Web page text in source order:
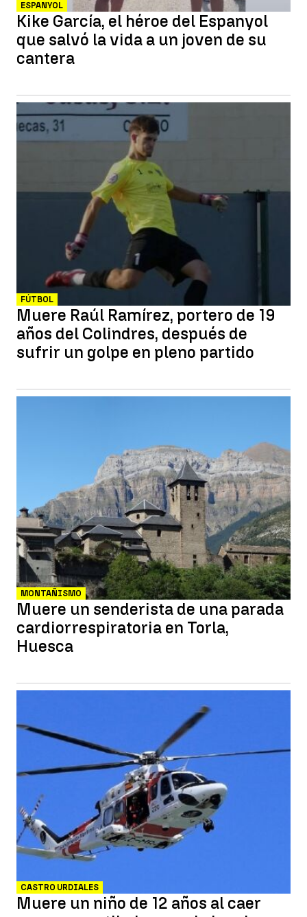
ESPANYOL
Kike García, el héroe del Espanyol
que salvó la vida a un joven de su
cantera
FÚTBOL
Muere Raúl Ramírez, portero de 19
años del Colindres, después de
sufrir un golpe en pleno partido
MONTAÑISMO
Muere un senderista de una parada
cardiorrespiratoria en Torla,
Huesca
CASTRO URDIALES
Muere un niño de 12 años al caer